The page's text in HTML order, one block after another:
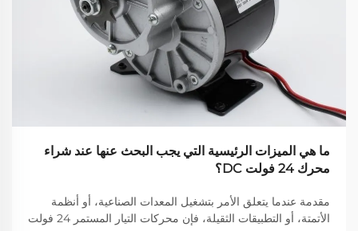
ما هي الميزات الرئيسية التي يجب البحث عنها عند شراء
محرك 24 فولت DC؟
مقدمة عندما يتعلق الأمر بتشغيل المعدات الصناعية، أو أنظمة
الأتمتة، أو التطبيقات الثقيلة، فإن محركات التيار المستمر 24 فولت